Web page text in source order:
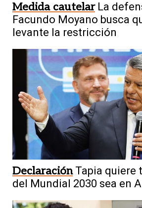
Medida cautelar La
Facundo Moyano busca
levante la restricción
Declaración Tapia quiere
del Mundial 2030 sea en